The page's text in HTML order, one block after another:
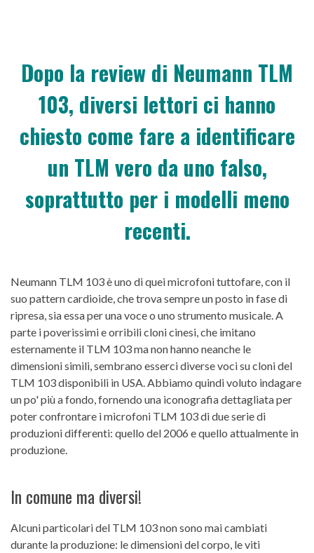
Dopo la review di Neumann TLM
103, diversi lettori ci hanno
chiesto come fare a identificare
un TLM vero da uno falso,
soprattutto per i modelli meno
recenti.
Neumann TLM 103 è uno di quei microfoni tuttofare, con il
suo pattern cardioide, che trova sempre un posto in fase di
ripresa, sia essa per una voce o uno strumento musicale. A
parte i poverissimi e orribili cloni cinesi, che imitano
esternamente il TLM 103 ma non hanno neanche le
dimensioni simili, sembrano esserci diverse voci su cloni del
TLM 103 disponibili in USA. Abbiamo quindi voluto indagare
un po' più a fondo, fornendo una iconografia dettagliata per
poter confrontare i microfoni TLM 103 di due serie di
produzioni differenti: quello del 2006 e quello attualmente in
produzione.
In comune ma diversi!
Alcuni particolari del TLM 103 non sono mai cambiati
durante la produzione: le dimensioni del corpo, le viti